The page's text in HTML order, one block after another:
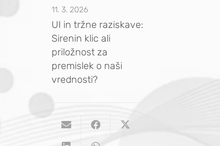
11. 3. 2026
UI in tržne raziskave:
Sirenin klic ali
priložnost za
premislek o naši
vrednosti?